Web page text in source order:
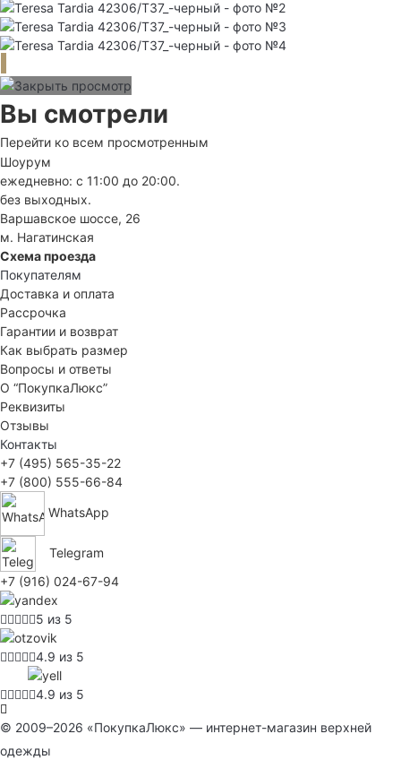
Вы смотрели
Перейти ко всем просмотренным
Шоурум
ежедневно: с 11:00 до 20:00.
без выходных.
Варшавское шоссе, 26
м. Нагатинская
Схема проезда
Покупателям
Доставка и оплата
Рассрочка
Гарантии и возврат
Как выбрать размер
Вопросы и ответы
О “ПокупкаЛюкс”
Реквизиты
Отзывы
Контакты
+7 (495) 565-35-22
+7 (800) 555-66-84
WhatsApp
Telegram
+7 (916) 024-67-94
5 из 5
4.9 из 5
4.9 из 5
© 2009–2026 «ПокупкаЛюкс» — интернет-магазин верхней
одежды